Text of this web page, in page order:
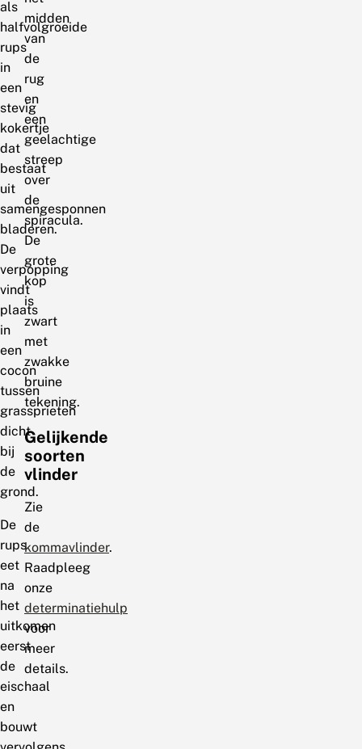
als
halfvolgroeide
rups
in
een
stevig
kokertje
dat
bestaat
uit
samengesponnen
bladeren.
De
verpopping
vindt
plaats
in
een
cocon
tussen
grassprieten
dicht
bij
de
grond.
De
rups
eet
na
het
uitkomen
eerst
de
eischaal
en
bouwt
midden
van
de
rug
en
een
geelachtige
streep
over
de
spiracula.
De
grote
kop
is
zwart
met
zwakke
bruine
tekening.
Gelijkende
soorten
vlinder
Zie
de
kommavlinder.
Raadpleeg
onze
determinatiehulp
voor
meer
details.